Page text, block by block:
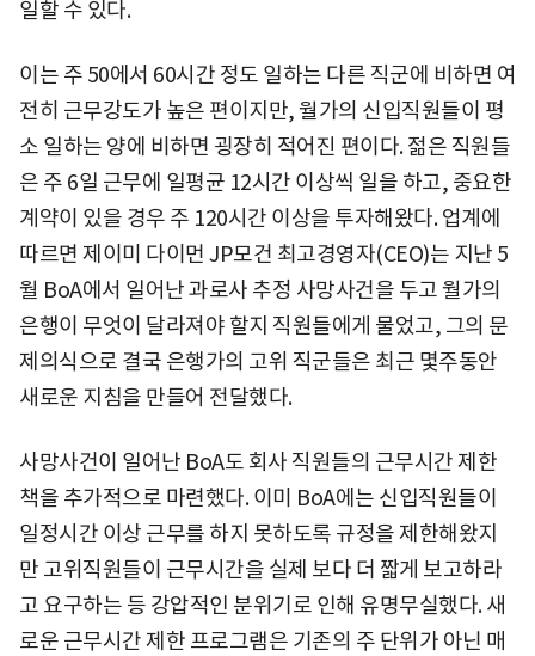
일할 수 있다.
이는 주 50에서 60시간 정도 일하는 다른 직군에 비하면 여
전히 근무강도가 높은 편이지만, 월가의 신입직원들이 평
소 일하는 양에 비하면 굉장히 적어진 편이다. 젊은 직원들
은 주 6일 근무에 일평균 12시간 이상씩 일을 하고, 중요한
계약이 있을 경우 주 120시간 이상을 투자해왔다. 업계에
따르면 제이미 다이먼 JP모건 최고경영자(CEO)는 지난 5
월 BoA에서 일어난 과로사 추정 사망사건을 두고 월가의
은행이 무엇이 달라져야 할지 직원들에게 물었고, 그의 문
제의식으로 결국 은행가의 고위 직군들은 최근 몇주동안
새로운 지침을 만들어 전달했다.
사망사건이 일어난 BoA도 회사 직원들의 근무시간 제한
책을 추가적으로 마련했다. 이미 BoA에는 신입직원들이
일정시간 이상 근무를 하지 못하도록 규정을 제한해왔지
만 고위직원들이 근무시간을 실제 보다 더 짧게 보고하라
고 요구하는 등 강압적인 분위기로 인해 유명무실했다. 새
로운 근무시간 제한 프로그램은 기존의 주 단위가 아닌 매